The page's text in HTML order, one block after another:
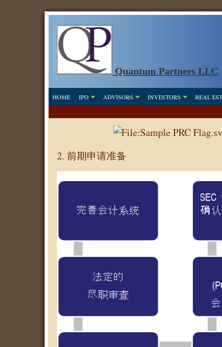
Quantum Partners LLC
HOME IPO ADVISORS INVESTORS REAL
2. 前期申请准备